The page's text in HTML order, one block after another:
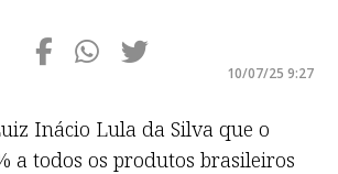
10/07/25 9:27
Inácio Lula da Silva que o
a todos os produtos brasileiros